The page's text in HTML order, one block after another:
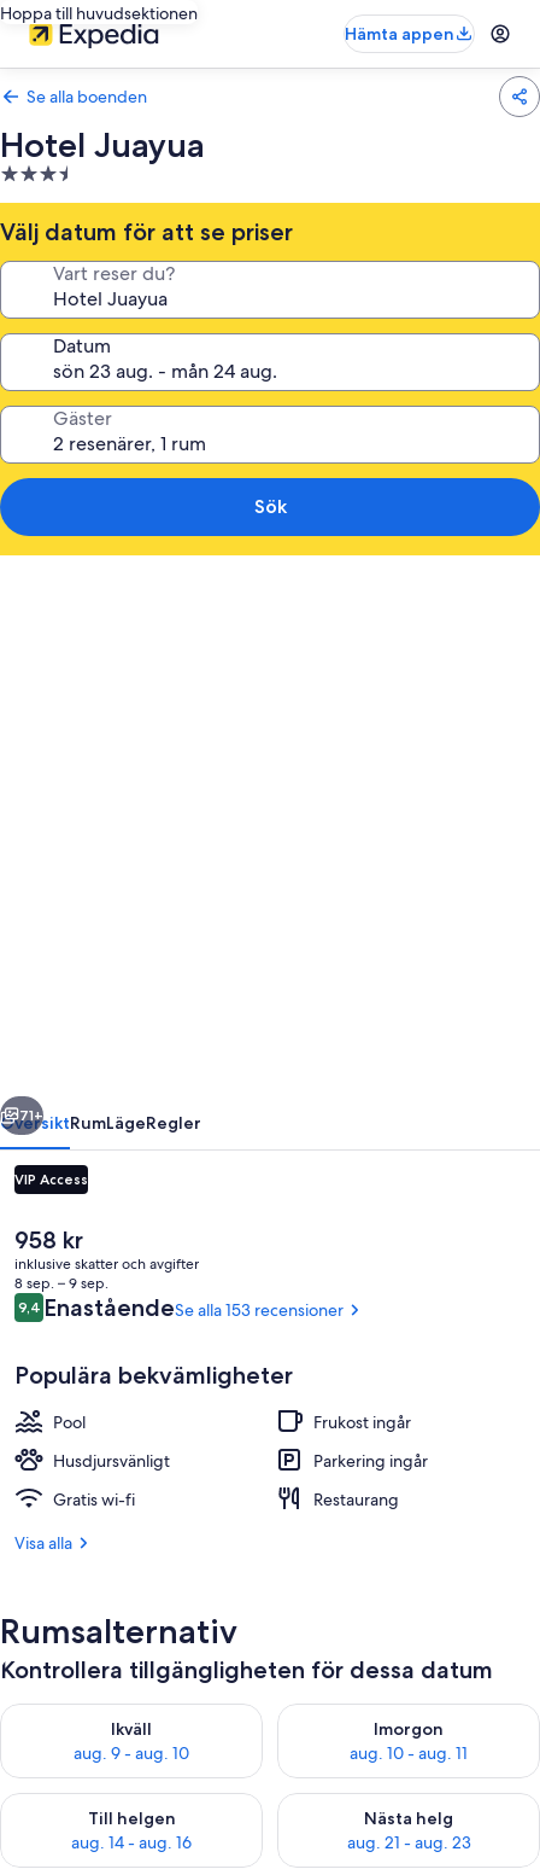
Hoppa till huvudsektionen
Hämta appen
Se alla boenden
Hotel Juayua
3.5-
stjärnigt
boende
Välj datum för att se priser
Vart reser du?
Datum
Gäster
Sök
Restaurang
Nästa
71+
ÖversiktRumLägeRegler
VIP Access
Det
nuvarande
priset
är
958 kr
958 kr
inklusive skatter och avgifter
8 sep. – 9 sep.
Recensioner
9,49,4 av 10,
EnaståendeSe alla 153 recensioner
Populära bekvämligheter
Pool
Frukost ingår
Husdjursvänligt
Parkering ingår
Gratis wi-fi
Restaurang
Visa alla
Rumsalternativ
Kontrollera tillgängligheten för dessa datum
Ikväll
aug. 9 - aug. 10
Kontrollera tillgängligheten för ikväll aug. 9 - aug. 10
Imorgon
aug. 10 - aug. 11
Kontrollera tillgängligheten
Till helgen
aug. 14 - aug. 16
Kontrollera tillgängligheten för den här helgen aug. 14 - aug.
Nästa helg
aug. 21 - aug. 23
Kontrollera tillgängligheten